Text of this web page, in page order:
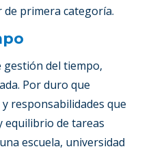
primera categoría.
gestión del tiempo,
Por duro que
responsabilidades que
equilibrio de tareas
escuela, universidad